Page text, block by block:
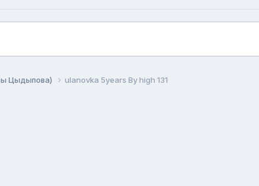
Цыдыпова) ulanovka 5years By high 131